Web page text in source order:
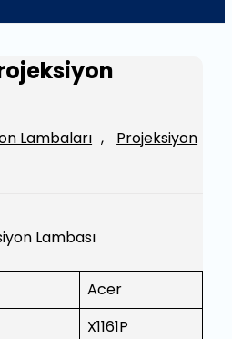
Lambaları ,
Projeksiyon
Acer
X1161P